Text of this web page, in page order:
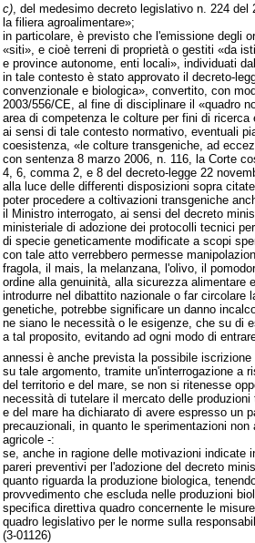
c), del medesimo decreto legislativo n. 224 del
la filiera agroalimentare»;
in particolare, è previsto che l'emissione degli
«siti», e cioè terreni di proprietà o gestiti «da
e province autonome, enti locali», individuati
in tale contesto è stato approvato il decreto-
convenzionale e biologica», convertito, con
2003/556/CE, al fine di disciplinare il «quadro
area di competenza le colture per fini di
ai sensi di tale contesto normativo, eventuali
coesistenza, «le colture transgeniche, ad
con sentenza 8 marzo 2006, n. 116, la Corte
4, 6, comma 2, e 8 del decreto-legge 22
alla luce delle differenti disposizioni sopra
poter procedere a coltivazioni transgeniche
il Ministro interrogato, ai sensi del decreto
ministeriale di adozione dei protocolli tecnici
di specie geneticamente modificate a scopi
con tale atto verrebbero permesse
fragola, il mais, la melanzana, l'olivo, il
ordine alla genuinità, alla sicurezza alimentare
introdurre nel dibattito nazionale o far circolare
genetiche, potrebbe significare un danno
ne siano le necessità o le esigenze, che su di
a tal proposito, evitando ad ogni modo di
annessi è anche prevista la possibile
su tale argomento, tramite un'interrogazione a
del territorio e del mare, se non si ritenesse
necessità di tutelare il mercato delle
e del mare ha dichiarato di avere espresso un
precauzionali, in quanto le sperimentazioni
agricole -:
se, anche in ragione delle motivazioni indicate
pareri preventivi per l'adozione del decreto
quanto riguarda la produzione biologica,
provvedimento che escluda nelle produzioni
specifica direttiva quadro concernente le
quadro legislativo per le norme sulla
(3-01126)